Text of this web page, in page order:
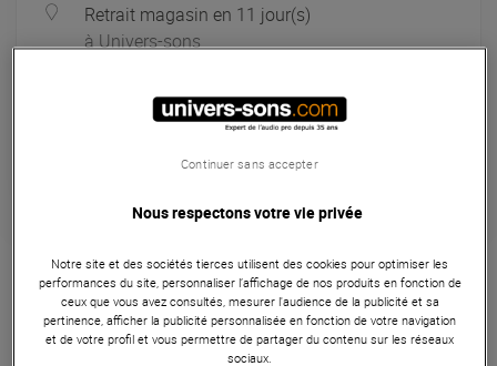
Retrait magasin en 11 jour(s)
à Univers-sons
4x 10x 12x
/ mois
Apport initial :
Coût de financement :
Eligible à la Garantie Sérénité
Contrôleur DJ
Nous respectons votre vie privée
Notre site et des sociétés tierces utilisent des cookies pour optimiser les
performances du site, personnaliser l’affichage de nos produits en fonction de
ceux que vous avez consultés, mesurer l'audience de la publicité et sa
pertinence, afficher la publicité personnalisée en fonction de votre navigation
et de votre profil et vous permettre de partager du contenu sur les réseaux
sociaux.
Continuer sans accepter